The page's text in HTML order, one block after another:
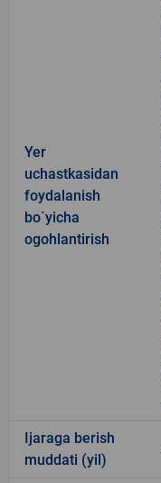
Yer
uchastkasidan
foydalanish
bo`yicha
ogohlantirish
Ijaraga berish
muddati (yil)